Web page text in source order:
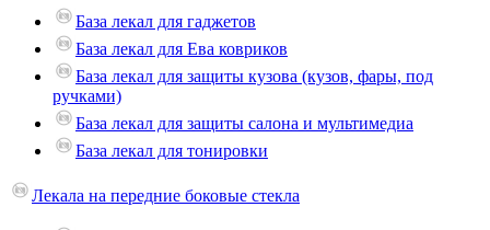
База лекал для гаджетов
База лекал для Ева ковриков
База лекал для защиты кузова (кузов, фары, под
ручками)
База лекал для защиты салона и мультимедиа
База лекал для тонировки
Лекала на передние боковые стекла